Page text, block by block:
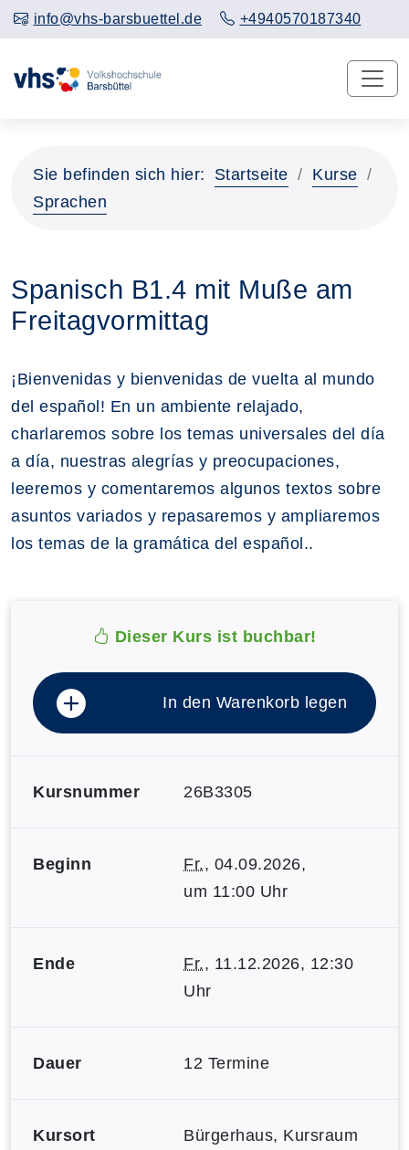
info@vhs-barsbuettel.de +4940570187340
Sie befinden sich hier: Startseite
Kurse
Sprachen
Spanisch B1.4 mit Muße am
Freitagvormittag
¡Bienvenidas y bienvenidas de vuelta al mundo
del español! En un ambiente relajado,
charlaremos sobre los temas universales del día
a día, nuestras alegrías y preocupaciones,
leeremos y comentaremos algunos textos sobre
asuntos variados y repasaremos y ampliaremos
los temas de la gramática del español..
Dieser Kurs ist buchbar!
In den Warenkorb legen
Kursnummer 26B3305
Beginn Fr., 04.09.2026,
um 11:00 Uhr
Ende Fr., 11.12.2026, 12:30
Uhr
Dauer 12 Termine
Kursort
Bürgerhaus, Kursraum